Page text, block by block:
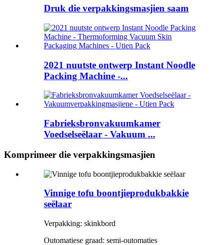
Druk die verpakkingsmasjien saam
2021 nuutste ontwerp Instant Noodle
Packing Machine -...
Fabrieksbronvakuumkamer
Voedselseëlaar - Vakuum ...
Komprimeer die verpakkingsmasjien
Vinnige tofu boontjieprodukbakkie
seëlaar
Verpakking: skinkbord
Outomatiese graad: semi-outomaties